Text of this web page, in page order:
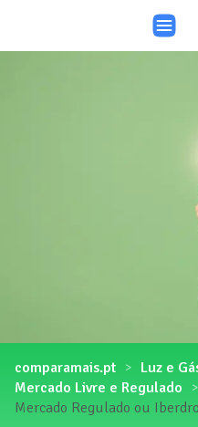
comparamais.pt
Luz e
Mercado Livre e Regulado
Mercado Regulado ou